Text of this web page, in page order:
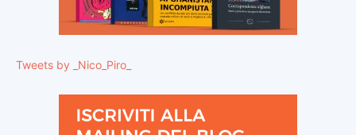
Tweets by _Nico_Piro_